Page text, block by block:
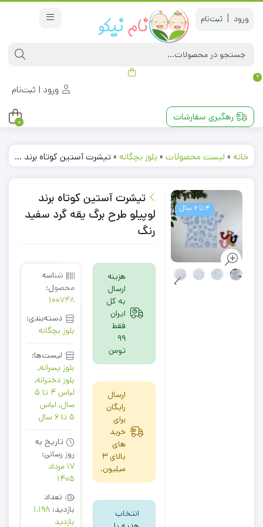
|
0
ورود | ثبت‌نام
رهگیری سفارشات 0
خانه » لیست محصولات » بلوز بچگانه »تیشرت آستین کوتاه برند لوپیلو طرح برگ یقه گرد سفید رنگ
4 تا 6 سال
تیشرت آستین کوتاه برند
لوپیلو طرح برگ یقه گرد سفید
رنگ
هزینه
ارسال
به کل
ایران
فقط
99
تومن
ارسال
رایگان
برای
خرید
های
بالای 3
میلیون.
انتخاب
شناسه
محصول:
100748
دسته‌بندی:
بلوز بچگانه
لیست‌ها:
بلوز پسرانه,
بلوز دخترانه,
لباس 4 تا 5
سال, لباس
5 تا 6 سال
تاریخ به
روز رسانی:
17 مرداد
1405
تعداد
بازدید: 1,198
بازدید